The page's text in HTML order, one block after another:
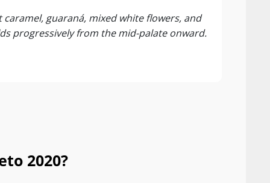
guaraná, mixed white flowers, and
progressively from the mid-palate onward.
2020?